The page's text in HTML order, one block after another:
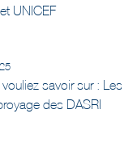
UNICEF
savoir sur : Les
des DASRI